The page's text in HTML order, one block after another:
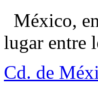
México,
lugar entre
Cd. de